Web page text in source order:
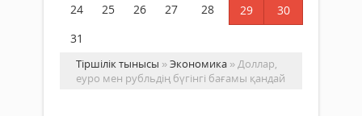
24
25 26 27 28 29
30
31
Тіршілік тынысы »Экономика » Доллар,
еуро мен рубльдің бүгінгі бағамы қандай